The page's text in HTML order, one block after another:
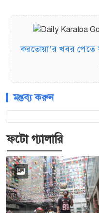
করতোয়া’র খবর
মন্তব্য করুন
ফটো গ্যালারি